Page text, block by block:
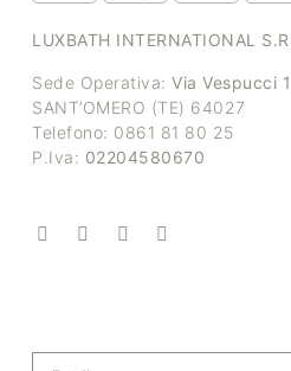
LUXBATH INTERNATIONAL
Sede Operativa: Via Vespucci 1
SANT’OMERO (TE) 64027
Telefono: 0861 81 80 25
P.Iva: 02204580670